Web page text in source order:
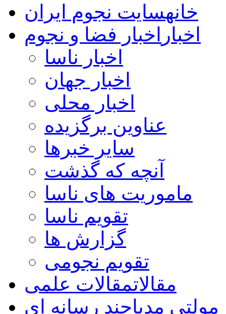
خانهسایت نجوم ایران
اخبار اخبار فضا و نجوم
اخبار ناسا
اخبار جهان
اخبار محلی
عناوین برگزیده
سایر خبرها
آنچه که گذشت
ماموریت های ناسا
تقویم ناسا
گزارش ها
تقویم نجومی
مقالاتمقالات علمی
مولتی مدیاچند رسانه اي